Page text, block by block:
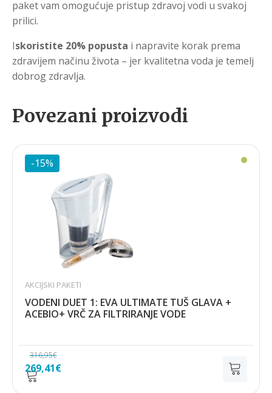
paket vam omogućuje pristup zdravoj vodi u svakoj
prilici.
Iskoristite 20% popusta i napravite korak prema
zdravijem načinu života – jer kvalitetna voda je temelj
dobrog zdravlja.
Povezani proizvodi
-15%
316,95€
Izvorna
cijena
269,41€Trenutna
AKCIJSKI PAKETI
VODENI DUET 1: EVA ULTIMATE TUŠ GLAVA +
ACEBIO+ VRČ ZA FILTRIRANJE VODE